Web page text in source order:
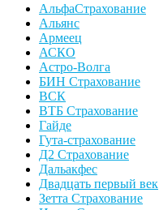
АльфаСтрахование
Альянс
Армеец
АСКО
Астро-Волга
БИН Страхование
ВСК
ВТБ Страхование
Гайде
Гута-страхование
Д2 Страхование
Дальакфес
Двадцать первый век
Зетта Страхование